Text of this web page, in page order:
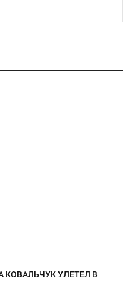
КОВАЛЬЧУК УЛЕТЕЛ В